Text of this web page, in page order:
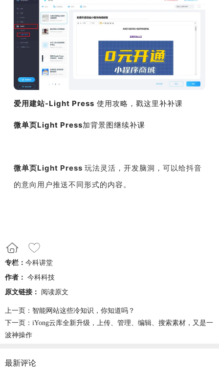
爱用建站-Light Press 使用攻略，戳这里补补课
微单页Light Press加背景图继续补课
微单页Light Press 玩法灵活，开发脑洞，可以给抖音
的意向用户推送不同形式的内容。
专栏： 今科讲堂
作者： 今科科技
原文链接：
阅读原文
上一页： 智能网站这些冷知识，你知道吗？
下一页： iYong云库全新升级，上传、管理、编辑、搜索素材，又是一
波神操作
最新评论